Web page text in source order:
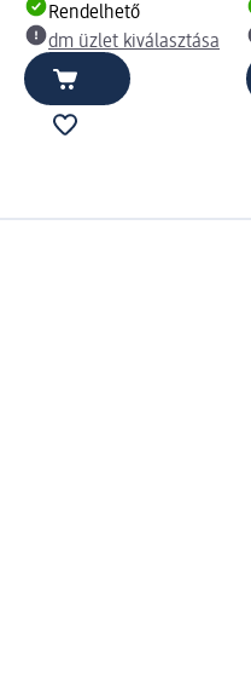
Rendelhető
dm üzlet kiválasztása